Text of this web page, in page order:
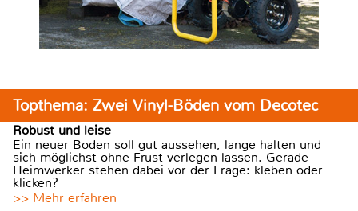
Topthema: Zwei Vinyl-Böden vom Decotec
Robust und leise
Ein neuer Boden soll gut aussehen, lange halten und
sich möglichst ohne Frust verlegen lassen. Gerade
Heimwerker stehen dabei vor der Frage: kleben oder
klicken?
>> Mehr erfahren